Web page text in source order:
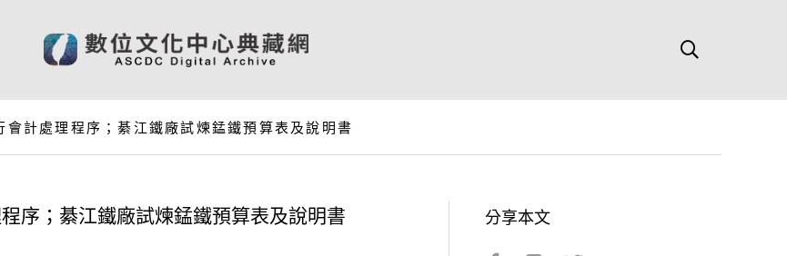
計處理程序；綦江鐵廠試煉錳鐵預算表及說明書
序；綦江鐵廠試煉錳鐵預算表及說明書 分享本文